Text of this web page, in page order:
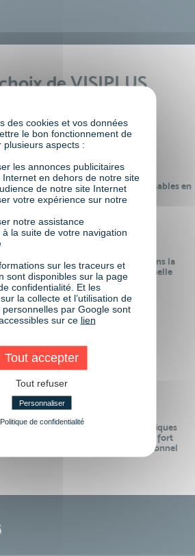
de VISIPLUS
100% des formations réalisables en
digital learning
au
24 ans d'expérience dans la
formation professionnelle
Des intervenants
ou
Des contenus pédagogiques
« de pointe » et en lien fort
avec le monde professionnel
des cookies et vos données
le bon fonctionnement de
plusieurs aspects :
les annonces publicitaires
en dehors de notre site
de notre site Internet
votre expérience sur notre
notre assistance
la suite de votre navigation
sur les traceurs et
sont disponibles sur la page
confidentialité. Et les
la collecte et l’utilisation de
par Google sont
sur ce lien
Tout accepter
Tout refuser
Personnaliser
Politique de confidentialité